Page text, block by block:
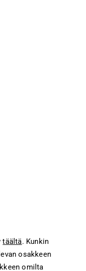
täältä. Kunkin
osakkeen
omilta